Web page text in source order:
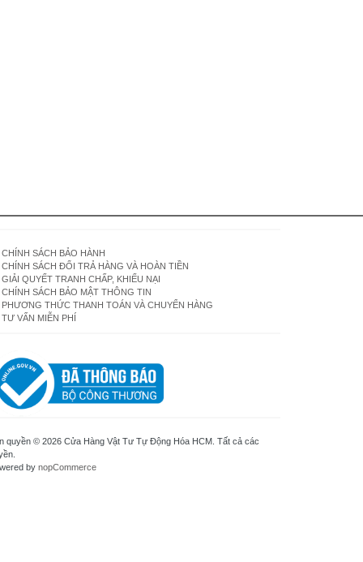
CHÍNH SÁCH BẢO HÀNH
CHÍNH SÁCH ĐỔI TRẢ HÀNG VÀ HOÀN TIỀN
GIẢI QUYẾT TRANH CHẤP, KHIẾU NẠI
CHÍNH SÁCH BẢO MẬT THÔNG TIN
PHƯƠNG THỨC THANH TOÁN VÀ CHUYỂN HÀNG
TƯ VẤN MIỄN PHÍ
quyền © 2026 Cửa Hàng Vật Tư Tự Động Hóa HCM. Tất cả các
by nopCommerce